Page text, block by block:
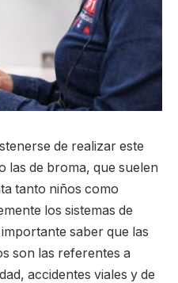
de realizar este
las de broma, que suelen
tanto niños como
los sistemas de
saber que las
son las referentes a
accidentes viales y de